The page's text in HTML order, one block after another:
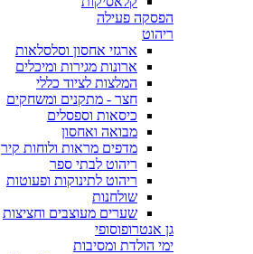
הפסקה פעילה
ריהוט
ארגזי אחסון וסלסלאות
ארונות מגירות ומיכלים
המלצות לציוד כללי
חצר - מתקנים ומשחקים
כיסאות וספסלים
מבואה ואחסון
מדפים מראות ולוחות קיר
ריהוט לבתי ספר
ריהוט לתינוקות ופעוטות
שולחנות
שערים מעוצבים וחציצות
גן אנטרופוסופי
ימי הולדת ומסיבות